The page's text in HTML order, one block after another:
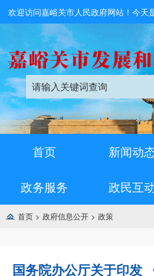
欢迎访问嘉峪关市人民政府网站！今天
首页 新闻动
政务服务 政民互
首页 > 政府信息公开 > 政策
国务院办公厅关于印发